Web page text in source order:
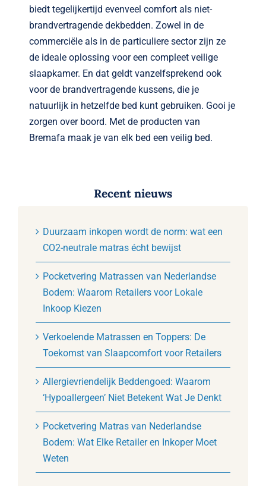
biedt tegelijkertijd evenveel comfort als niet-
brandvertragende dekbedden. Zowel in de
commerciële als in de particuliere sector zijn ze
de ideale oplossing voor een compleet veilige
slaapkamer. En dat geldt vanzelfsprekend ook
voor de brandvertragende kussens, die je
natuurlijk in hetzelfde bed kunt gebruiken. Gooi je
zorgen over boord. Met de producten van
Bremafa maak je van elk bed een veilig bed.
Recent nieuws
Duurzaam inkopen wordt de norm: wat een
CO2-neutrale matras écht bewijst
Pocketvering Matrassen van Nederlandse
Bodem: Waarom Retailers voor Lokale
Inkoop Kiezen
Verkoelende Matrassen en Toppers: De
Toekomst van Slaapcomfort voor Retailers
Allergievriendelijk Beddengoed: Waarom
‘Hypoallergeen’ Niet Betekent Wat Je Denkt
Pocketvering Matras van Nederlandse
Bodem: Wat Elke Retailer en Inkoper Moet
Weten